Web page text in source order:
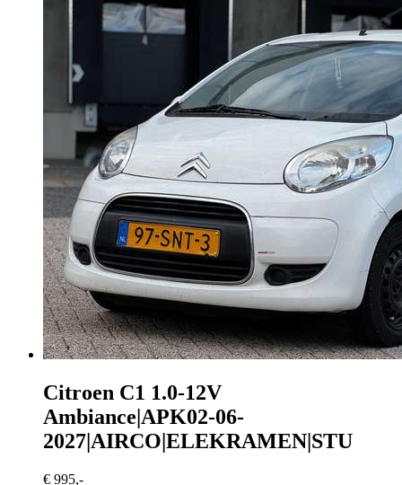
Citroen C1 1.0-12V
Ambiance|APK02-06-
2027|AIRCO|ELEKRAMEN|STU
€ 995,-